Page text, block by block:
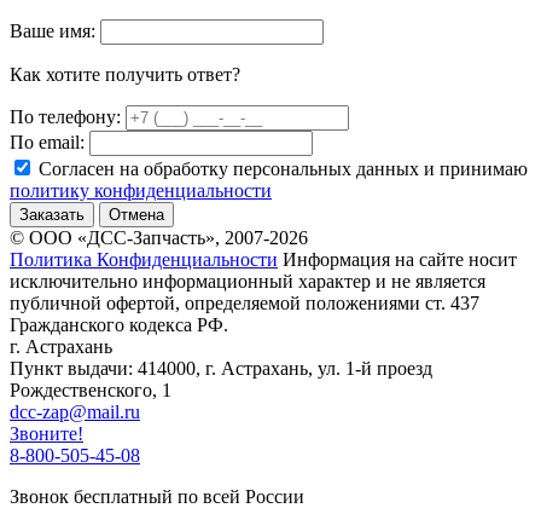
Ваше имя:
Как хотите получить ответ?
По телефону:
По email:
Согласен на обработку персональных данных и принимаю
политику конфиденциальности
Заказать Отмена
© ООО «ДСС-Запчасть», 2007-2026
Политика Конфиденциальности Информация на сайте носит
исключительно информационный характер и не является
публичной офертой, определяемой положениями ст. 437
Гражданского кодекса РФ.
г. Астрахань
Пункт выдачи: 414000, г. Астрахань, ул. 1-й проезд
Рождественского, 1
dcc-zap@mail.ru
Звоните!
8-800-505-45-08
Звонок бесплатный по всей России